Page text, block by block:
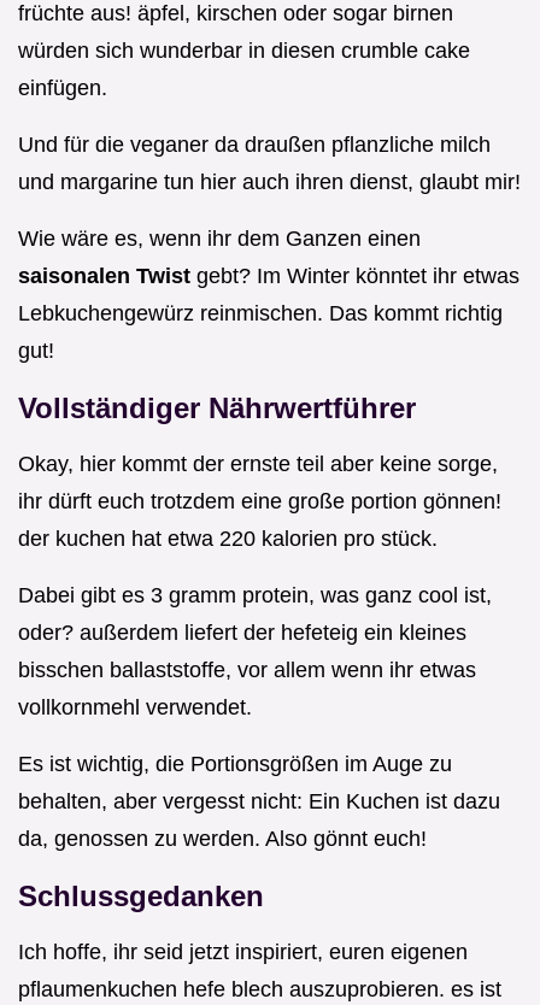
früchte aus! äpfel, kirschen oder sogar birnen
würden sich wunderbar in diesen crumble cake
einfügen.
Und für die veganer da draußen pflanzliche milch
und margarine tun hier auch ihren dienst, glaubt mir!
Wie wäre es, wenn ihr dem Ganzen einen
saisonalen Twist gebt? Im Winter könntet ihr etwas
Lebkuchengewürz reinmischen. Das kommt richtig
gut!
Vollständiger Nährwertführer
Okay, hier kommt der ernste teil aber keine sorge,
ihr dürft euch trotzdem eine große portion gönnen!
der kuchen hat etwa 220 kalorien pro stück.
Dabei gibt es 3 gramm protein, was ganz cool ist,
oder? außerdem liefert der hefeteig ein kleines
bisschen ballaststoffe, vor allem wenn ihr etwas
vollkornmehl verwendet.
Es ist wichtig, die Portionsgrößen im Auge zu
behalten, aber vergesst nicht: Ein Kuchen ist dazu
da, genossen zu werden. Also gönnt euch!
Schlussgedanken
Ich hoffe, ihr seid jetzt inspiriert, euren eigenen
pflaumenkuchen hefe blech auszuprobieren. es ist